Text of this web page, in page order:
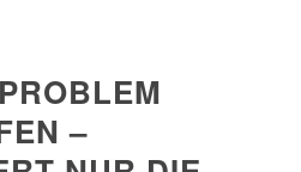
–